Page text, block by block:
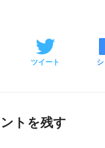
ツイート
トを残す